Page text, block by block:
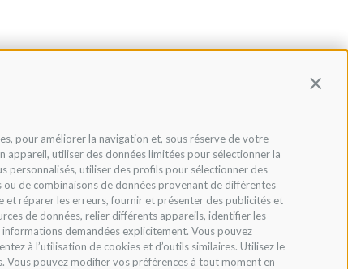
pour améliorer la navigation et, sous réserve de votre
appareil, utiliser des données limitées pour sélectionner la
personnalisés, utiliser des profils pour sélectionner des
de combinaisons de données provenant de différentes
et réparer les erreurs, fournir et présenter des publicités et
de données, relier différents appareils, identifier les
demandées explicitement. Vous pouvez
à l’utilisation de cookies et d’outils similaires. Utilisez le
Vous pouvez modifier vos préférences à tout moment en